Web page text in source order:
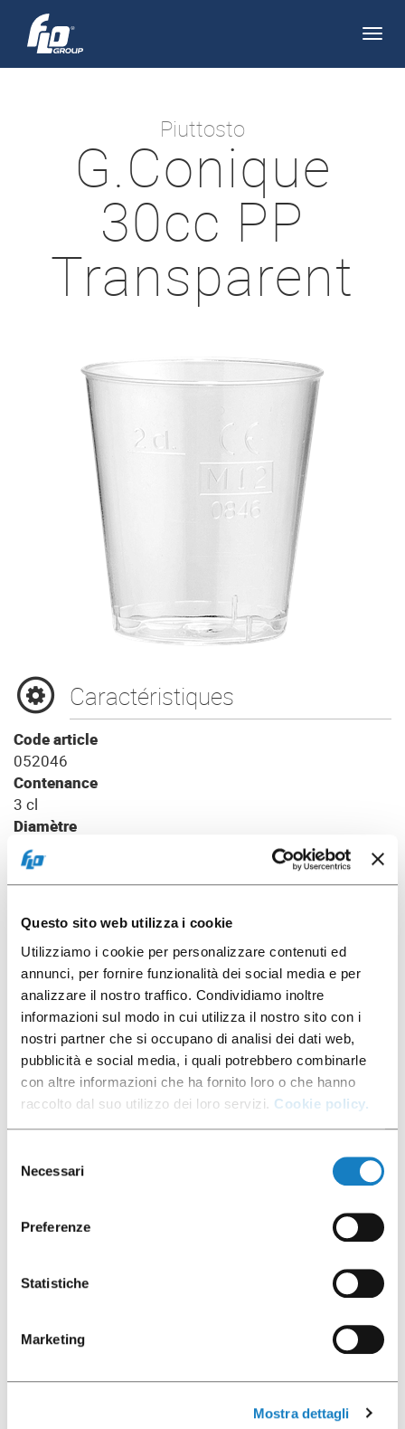
Questo sito web utilizza i cookie
Utilizziamo i cookie per personalizzare contenuti ed
annunci, per fornire funzionalità dei social media e per
analizzare il nostro traffico. Condividiamo inoltre
informazioni sul modo in cui utilizza il nostro sito con i
nostri partner che si occupano di analisi dei dati web,
pubblicità e social media, i quali potrebbero combinarle
con altre informazioni che ha fornito loro o che hanno
raccolto dal suo utilizzo dei loro servizi. Cookie policy.
delNecessari
Preferenze
Statistiche
Marketing
Mostra dettagli
Piuttosto
G.Conique
30cc PP
Transparent
Caractéristiques
Code article
052046
Contenance
3 cl
Diamètre
35 mm
Matière
PP - Polypropylène
Pièces/sachet
80
Pièces/carton
3600
Emballage